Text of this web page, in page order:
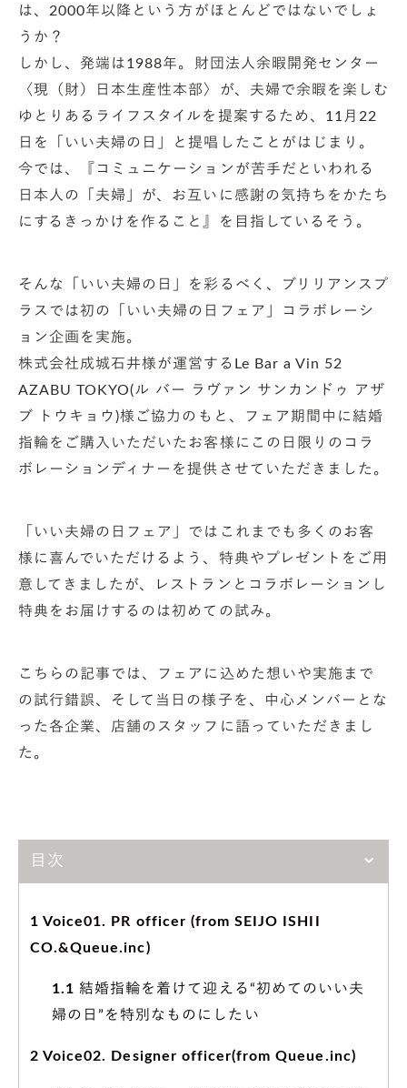
は、2000年以降という方がほとんどではないでしょ
うか？
しかし、発端は1988年。財団法人余暇開発センター
〈現（財）日本生産性本部〉が、夫婦で余暇を楽しむ
ゆとりあるライフスタイルを提案するため、11月22
日を「いい夫婦の日」と提唱したことがはじまり。
今では、『コミュニケーションが苦手だといわれる
日本人の「夫婦」が、お互いに感謝の気持ちをかたち
にするきっかけを作ること』を目指しているそう。
そんな「いい夫婦の日」を彩るべく、ブリリアンスプ
ラスでは初の「いい夫婦の日フェア」コラボレーシ
ョン企画を実施。
株式会社成城石井様が運営するLe Bar a Vin 52
AZABU TOKYO(ル バー ラヴァン サンカンドゥ アザ
ブ トウキョウ)様ご協力のもと、フェア期間中に結婚
指輪をご購入いただいたお客様にこの日限りのコラ
ボレーションディナーを提供させていただきました。
「いい夫婦の日フェア」ではこれまでも多くのお客
様に喜んでいただけるよう、特典やプレゼントをご用
意してきましたが、レストランとコラボレーションし
特典をお届けするのは初めての試み。
こちらの記事では、フェアに込めた想いや実施まで
の試行錯誤、そして当日の様子を、中心メンバーとな
った各企業、店舗のスタッフに語っていただきまし
た。
目次
1 Voice01. PR officer (from SEIJO ISHII
CO.&Queue.inc)
1.1 結婚指輪を着けて迎える“初めてのいい夫
婦の日”を特別なものにしたい
2 Voice02. Designer officer(from Queue.inc)